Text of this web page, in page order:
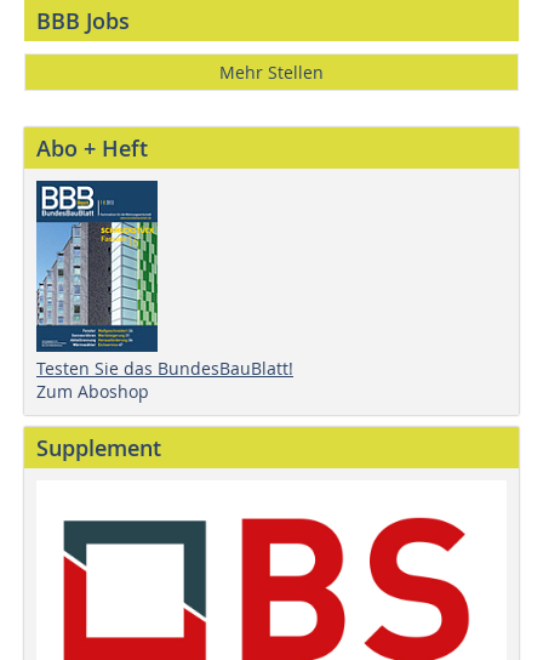
BBB Jobs
Mehr Stellen
Abo + Heft
Testen Sie das BundesBauBlatt!
Zum Aboshop
Supplement